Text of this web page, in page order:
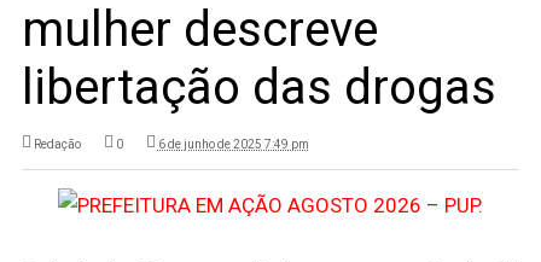
mulher descreve
libertação das drogas
Redação 0 6 de junho de 2025 7:49 pm